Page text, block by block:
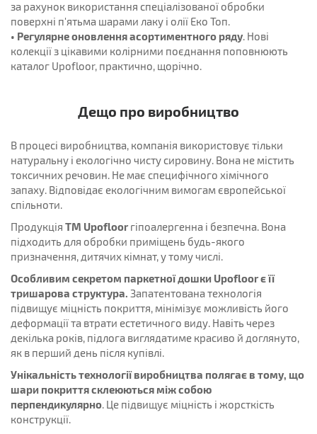
за рахунок використання спеціалізованої обробки
поверхні п'ятьма шарами лаку і олії Еко Топ.
• Регулярне оновлення асортиментного ряду. Нові
колекції з цікавими колірними поєднання поповнюють
каталог Upofloor, практично, щорічно.
Дещо про виробництво
В процесі виробництва, компанія використовує тільки
натуральну і екологічно чисту сировину. Вона не містить
токсичних речовин. Не має специфічного хімічного
запаху. Відповідає екологічним вимогам європейської
спільноти.
Продукція ТМ Upofloorгіпоалергенна і безпечна. Вона
підходить для обробки приміщень будь-якого
призначення, дитячих кімнат, у тому числі.
Особливим секретом паркетної дошки Upofloor є її
тришарова структура. Запатентована технологія
підвищує міцність покриття, мінімізує можливість його
деформації та втрати естетичного виду. Навіть через
декілька років, підлога виглядатиме красиво й доглянуто,
як в перший день після купівлі.
Унікальність технології виробництва полягає в тому, що
шари покриття склеюються між собою
перпендикулярно. Це підвищує міцність і жорсткість
конструкції.